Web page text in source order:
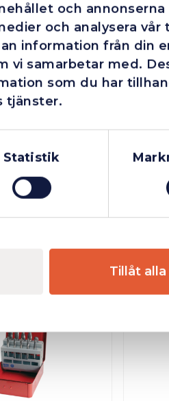
och annonserna
och analysera vår
information från din
vi samarbetar med.
som du har
tjänster.
Statistik
Tillåt alla
4.4